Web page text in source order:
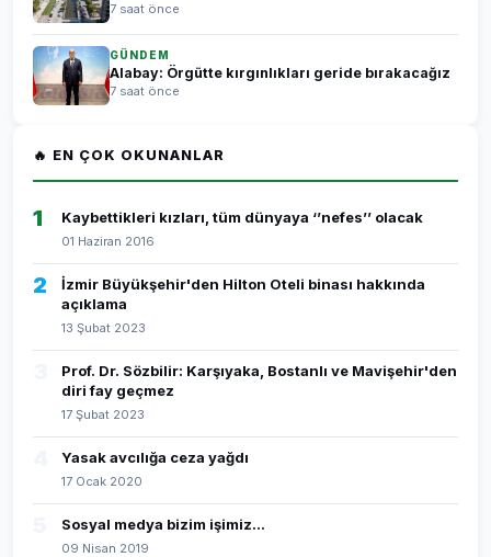
7 saat önce
GÜNDEM
Alabay: Örgütte kırgınlıkları geride bırakacağız
7 saat önce
🔥 EN ÇOK OKUNANLAR
1 Kaybettikleri kızları, tüm dünyaya ‘’nefes’’ olacak
01 Haziran 2016
2
İzmir Büyükşehir'den Hilton Oteli binası hakkında
açıklama
13 Şubat 2023
Prof. Dr. Sözbilir: Karşıyaka, Bostanlı ve Mavişehir'den
diri fay geçmez
17 Şubat 2023
Yasak avcılığa ceza yağdı
17 Ocak 2020
Sosyal medya bizim işimiz...
09 Nisan 2019